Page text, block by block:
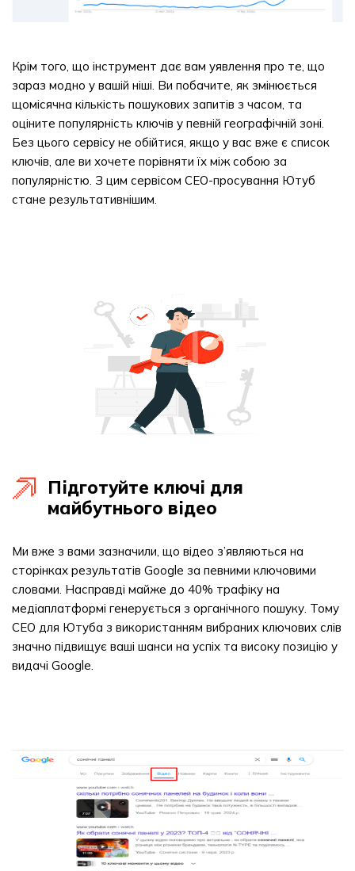
Крім того, що інструмент дає вам уявлення про те, що
зараз модно у вашій ніші. Ви побачите, як змінюється
щомісячна кількість пошукових запитів з часом, та
оціните популярність ключів у певній географічній зоні.
Без цього сервісу не обійтися, якщо у вас вже є список
ключів, але ви хочете порівняти їх між собою за
популярністю. З цим сервісом СЕО-просування Ютуб
стане результативнішим.
Підготуйте ключі для
майбутнього відео
Ми вже з вами зазначили, що відео з’являються на
сторінках результатів Google за певними ключовими
словами. Насправді майже до 40% трафіку на
медіаплатформі генерується з органічного пошуку. Тому
СЕО для Ютуба з використанням вибраних ключових слів
значно підвищує ваші шанси на успіх та високу позицію у
видачі Google.